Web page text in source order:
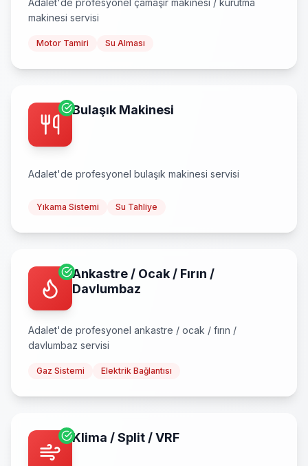
Adalet'de profesyonel çamaşır makinesi / kurutma
makinesi servisi
Motor Tamiri Su Alması
Bulaşık Makinesi
Adalet'de profesyonel bulaşık makinesi servisi
Yıkama Sistemi Su Tahliye
Ankastre / Ocak / Fırın /
Davlumbaz
Adalet'de profesyonel ankastre / ocak / fırın /
davlumbaz servisi
Gaz Sistemi Elektrik Bağlantısı
Klima / Split / VRF